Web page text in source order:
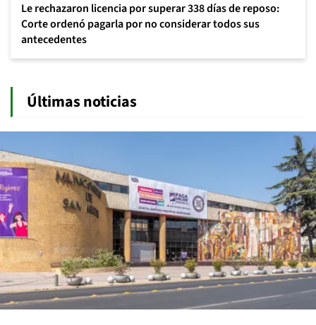
Le rechazaron licencia por superar 338 días de reposo:
Corte ordenó pagarla por no considerar todos sus
antecedentes
Últimas noticias